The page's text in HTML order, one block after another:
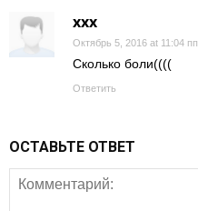
xxx
Октябрь 5, 2016 at 11:04 пп
Сколько боли((((
Ответить
ОСТАВЬТЕ ОТВЕТ